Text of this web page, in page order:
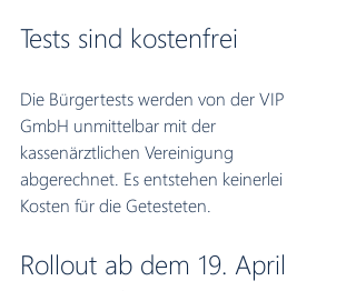
Tests sind kostenfrei
Die Bürgertests werden von der VIP
GmbH unmittelbar mit der
kassenärztlichen Vereinigung
abgerechnet. Es entstehen keinerlei
Kosten für die Getesteten.
Rollout ab dem 19. April